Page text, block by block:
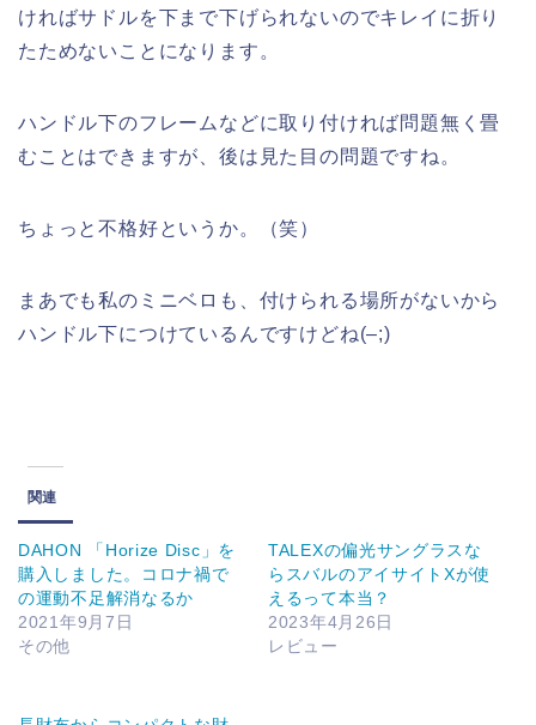
ければサドルを下まで下げられないのでキレイに折り
たためないことになります。
ハンドル下のフレームなどに取り付ければ問題無く畳
むことはできますが、後は見た目の問題ですね。
ちょっと不格好というか。（笑）
まあでも私のミニベロも、付けられる場所がないから
ハンドル下につけているんですけどね(–;)
関連
DAHON 「Horize Disc」を
購入しました。コロナ禍で
の運動不足解消なるか
2021年9月7日
その他
TALEXの偏光サングラスな
らスバルのアイサイトXが使
えるって本当？
2023年4月26日
レビュー